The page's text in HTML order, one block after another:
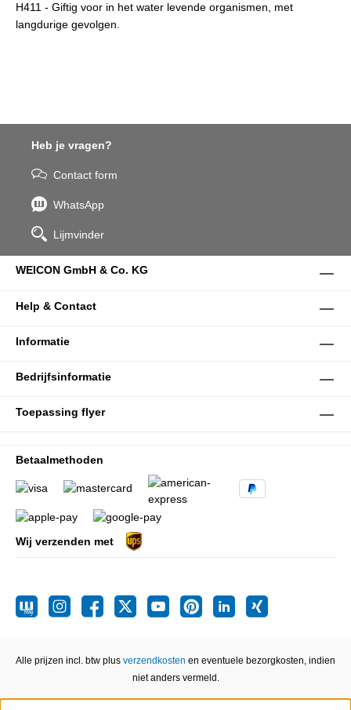
H411 - Giftig voor in het water levende organismen, met
langdurige gevolgen.
Heb je vragen?
Contact form
WhatsApp
Lijmvinder
WEICON GmbH & Co. KG
Help & Contact
Informatie
Bedrijfsinformatie
Toepassing flyer
Betaalmethoden
Wij verzenden met
Alle prijzen incl. btw plus verzendkosten en eventuele bezorgkosten, indien
niet anders vermeld.